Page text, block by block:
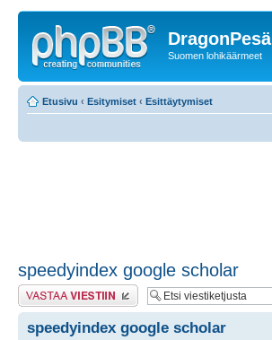
DragonPesä
Suomen lohikäärmeet
Etusivu ‹ Esitymiset ‹ Esittäytymiset
speedyindex google scholar
Lähetä vastaus
speedyindex google scholar